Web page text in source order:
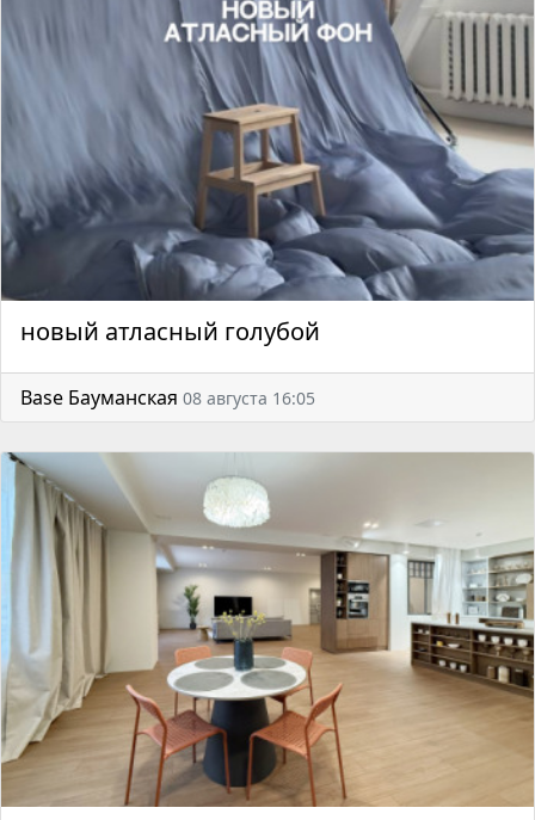
новый атласный голубой
Base Бауманская 08 августа 16:05